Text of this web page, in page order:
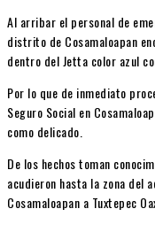
Al arribar el personal de
distrito de Cosamaloapan
dentro del Jetta color azul
Por lo que de inmediato
Seguro Social en
como delicado.
De los hechos toman
acudieron hasta la zona del
Cosamaloapan a Tuxtepec